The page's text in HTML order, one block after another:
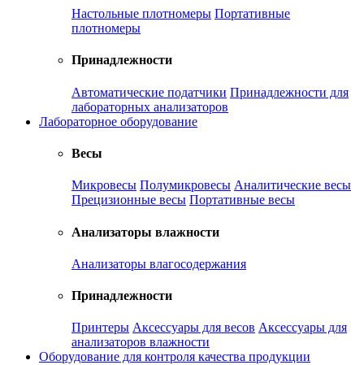
Настольные плотномеры Портативные
плотномеры
Принадлежности
Автоматические податчики Принадлежности для
лабораторных анализаторов
Лабораторное оборудование
Весы
Микровесы Полумикровесы Аналитические весы
Прецизионные весы Портативные весы
Анализаторы влажности
Анализаторы влагосодержания
Принадлежности
Принтеры Аксессуары для весов Аксессуары для
анализаторов влажности
Оборудование для контроля качества продукции